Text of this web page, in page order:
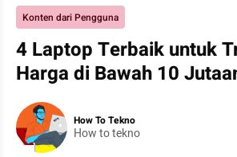
Konten dari Pengguna
4 Laptop Terbaik untuk
Harga di Bawah 10
How To Tekno
How to tekno